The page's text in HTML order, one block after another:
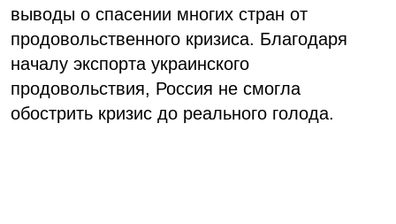
выводы о спасении многих стран от
продовольственного кризиса. Благодаря
началу экспорта украинского
продовольствия, Россия не смогла
обострить кризис до реального голода.